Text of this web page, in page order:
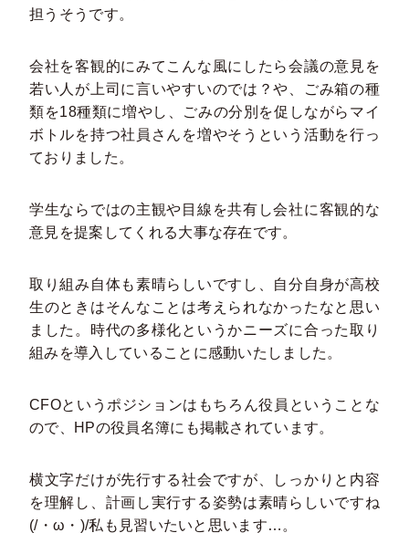
担うそうです。
会社を客観的にみてこんな風にしたら会議の意見を
若い人が上司に言いやすいのでは？や、ごみ箱の種
類を18種類に増やし、ごみの分別を促しながらマイ
ボトルを持つ社員さんを増やそうという活動を行っ
ておりました。
学生ならではの主観や目線を共有し会社に客観的な
意見を提案してくれる大事な存在です。
取り組み自体も素晴らしいですし、自分自身が高校
生のときはそんなことは考えられなかったなと思い
ました。時代の多様化というかニーズに合った取り
組みを導入していることに感動いたしました。
CFOというポジションはもちろん役員ということな
ので、HPの役員名簿にも掲載されています。
横文字だけが先行する社会ですが、しっかりと内容
を理解し、計画し実行する姿勢は素晴らしいですね
(/・ω・)/私も見習いたいと思います…。